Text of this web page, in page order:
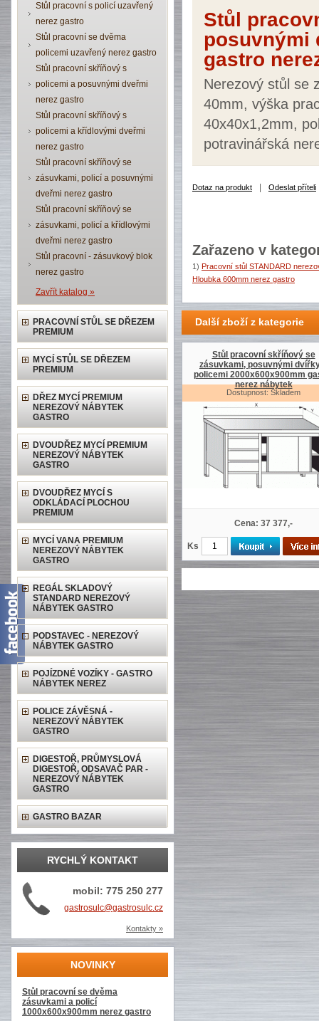
Stůl pracovní s policí uzavřený
nerez gastro
Stůl pracovní se dvěma
policemi uzavřený nerez gastro
Stůl pracovní skříňový s
policemi a posuvnými dveřmi
nerez gastro
Stůl pracovní skříňový s
policemi a křídlovými dveřmi
nerez gastro
Stůl pracovní skříňový se
zásuvkami, policí a posuvnými
dveřmi nerez gastro
Stůl pracovní skříňový se
zásuvkami, policí a křídlovými
dveřmi nerez gastro
Stůl pracovní - zásuvkový blok
nerez gastro
Zavřít katalog »
PRACOVNÍ STŮL SE DŘEZEM
PREMIUM
MYCÍ STŮL SE DŘEZEM
PREMIUM
DŘEZ MYCÍ PREMIUM
NEREZOVÝ NÁBYTEK
GASTRO
DVOUDŘEZ MYCÍ PREMIUM
NEREZOVÝ NÁBYTEK
GASTRO
DVOUDŘEZ MYCÍ S
ODKLÁDACÍ PLOCHOU
PREMIUM
MYCÍ VANA PREMIUM
NEREZOVÝ NÁBYTEK
GASTRO
REGÁL SKLADOVÝ
STANDARD NEREZOVÝ
NÁBYTEK GASTRO
PODSTAVEC - NEREZOVÝ
NÁBYTEK GASTRO
POJÍZDNÉ VOZÍKY - GASTRO
NÁBYTEK NEREZ
POLICE ZÁVĚSNÁ -
NEREZOVÝ NÁBYTEK
GASTRO
DIGESTOŘ, PRŮMYSLOVÁ
DIGESTOŘ, ODSAVAČ PAR -
NEREZOVÝ NÁBYTEK
GASTRO
GASTRO BAZAR
RYCHLÝ KONTAKT
mobil: 775 250 277
gastrosulc@gastrosulc.cz
Kontakty »
NOVINKY
Stůl pracovní se dvěma
zásuvkami a policí
1000x600x900mm nerez gastro
Stůl
posuvnými
gastro
Nerezový stůl se
40mm, výška
40x40x1,2mm,
potravinářská
Dotaz na produkt Odeslat příteli
Zařazeno v
1) Pracovní stůl STANDARD
Hloubka 600mm nerez gastro
Další zboží z kategorie
Stůl pracovní skříňový se
zásuvkami, posuvnými
policemi 2000x600x900mm
nerez nábytek
Dostupnost: Skladem
Cena: 37 377,-
Ks